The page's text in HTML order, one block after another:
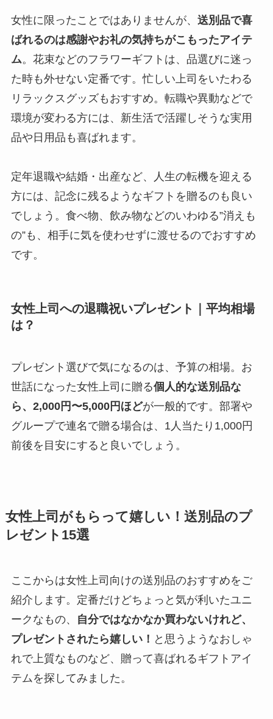
女性に限ったことではありませんが、 送別品で喜
ばれるのは感謝やお礼の気持ちがこもったアイテ
ム。花束などのフラワーギフトは、品選びに迷っ
た時も外せない定番です。忙しい上司をいたわる
リラックスグッズもおすすめ。転職や異動などで
環境が変わる方には、新生活で活躍しそうな実用
品や日用品も喜ばれます。
定年退職や結婚・出産など、人生の転機を迎える
方には、記念に残るようなギフトを贈るのも良い
でしょう。食べ物、飲み物などのいわゆる”消えも
の”も、相手に気を使わせずに渡せるのでおすすめ
です。
女性上司への退職祝いプレゼント｜平均相場
は？
プレゼント選びで気になるのは、予算の相場。お
世話になった女性上司に贈る個人的な送別品な
ら、2,000円〜5,000円ほどが一般的です。部署や
グループで連名で贈る場合は、1人当たり1,000円
前後を目安にすると良いでしょう。
女性上司がもらって嬉しい！送別品のプ
レゼント15選
ここからは女性上司向けの送別品のおすすめをご
紹介します。定番だけどちょっと気が利いたユニ
ークなもの、
自分ではなかなか買わないけれど、
プレゼントされたら嬉しい！ と思うようなおしゃ
れで上質なものなど、贈って喜ばれるギフトアイ
テムを探してみました。